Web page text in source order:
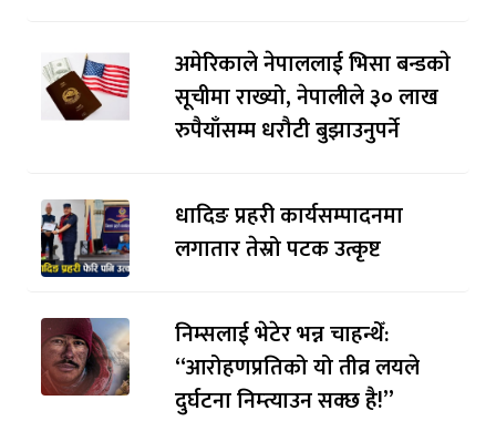
अमेरिकाले नेपाललाई भिसा बन्डकाे
सूचीमा राख्यो, नेपालीले ३० लाख
रुपैयाँसम्म धरौटी बुझाउनुपर्ने
धादिङ प्रहरी कार्यसम्पादनमा
लगातार तेस्रो पटक उत्कृष्ट
निम्सलाई भेटेर भन्न चाहन्थेँ:
“आरोहणप्रतिको यो तीव्र लयले
दुर्घटना निम्त्याउन सक्छ है!”